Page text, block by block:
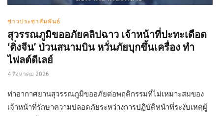
ข่าวประชาสัมพันธ์
สุวรรณภูมิขออภัยคลิปฉาว เจ้าหน้าที่ปะทะเดือด
‘ติ่งจีน’ ป่วนสนามบิน หวั่นภัยบุกขึ้นเครื่อง ทำ
ไฟลต์ดีเลย์
4 สิงหาคม 2026
ท่าอากาศยานสุวรรณภูมิขออภัยต่อพฤติกรรมที่ไม่เหมาะสมของ
เจ้าหน้าที่รักษาความปลอดภัยระหว่างการปฏิบัติหน้าที่ระงับเหตุผู้